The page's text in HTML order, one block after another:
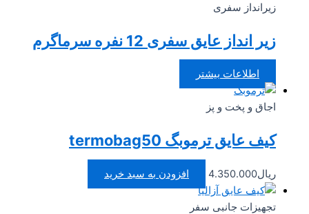
زیرانداز سفری
زیر انداز عایق سفری 12 نفره سرماگرم
اطلاعات بیشتر
اجاق و پخت و پز
کیف عایق ترموبگ termobag50
ریال4.350.000 افزودن به سبد خرید
تجهیزات جانبی سفر